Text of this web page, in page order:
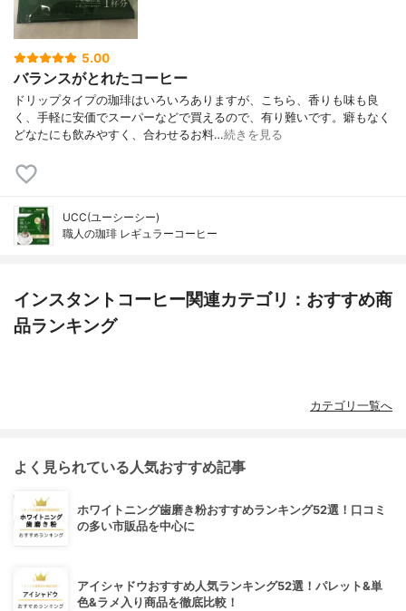
5.00
バランスがとれたコーヒー
ドリップタイプの珈琲はいろいろありますが、こちら、香りも味も良
く、手軽に安価でスーパーなどで買えるので、有り難いです。癖もなく
どなたにも飲みやすく、合わせるお料…続きを見る
UCC(ユーシーシー)
職人の珈琲 レギュラーコーヒー
インスタントコーヒー関連カテゴリ：おすすめ商
品ランキング
カテゴリ一覧へ
よく見られている人気おすすめ記事
ホワイトニング歯磨き粉おすすめランキング52選！口コミ
の多い市販品を中心に
アイシャドウおすすめ人気ランキング52選！パレット&単
色&ラメ入り商品を徹底比較！